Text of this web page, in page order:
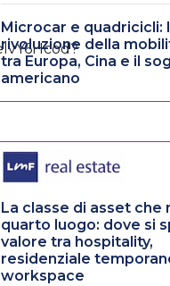
Microcar e quadricicli:
rivoluzione della
tra Europa, Cina e il
americano
La classe di asset che
quarto luogo: dove si
valore tra hospitality,
residenziale
workspace